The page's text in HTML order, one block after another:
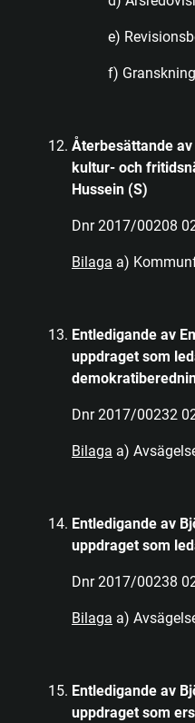
e)
f)
Återbesättande
kultur- och
Hussein (S)
Dnr 2017/00208
Bilaga a)
Entledigande av
uppdraget som
Dnr 2017/00232
Bilaga a)
Entledigande av
uppdraget som
Dnr 2017/00238
Bilaga a)
Entledigande av
uppdraget som